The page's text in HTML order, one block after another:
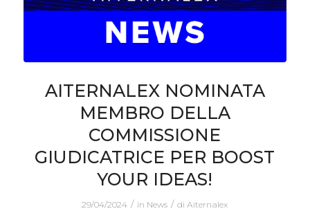
AITERNALEX NOMINATA
MEMBRO DELLA
COMMISSIONE
GIUDICATRICE PER BOOST
YOUR IDEAS!
29/04/2024 / in News / diAiternalex